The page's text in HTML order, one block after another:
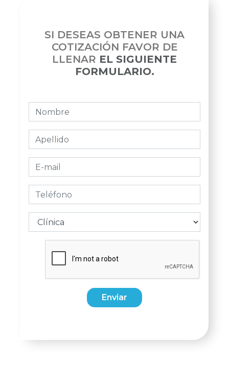
SI DESEAS OBTENER UNA
COTIZACIÓN FAVOR DE
LLENAR EL SIGUIENTE
FORMULARIO.
Enviar